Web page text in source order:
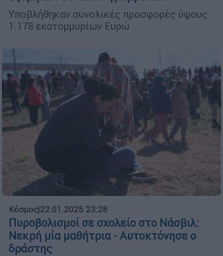
Υποβλήθηκαν συνολικές προσφορές ύψους
1.178 εκατομμυρίων Ευρώ
Κόσμος|22.01.2025 23:28
Πυροβολισμοί σε σχολείο στο Νάσβιλ:
Νεκρή μία μαθήτρια - Αυτοκτόνησε ο
δράστης